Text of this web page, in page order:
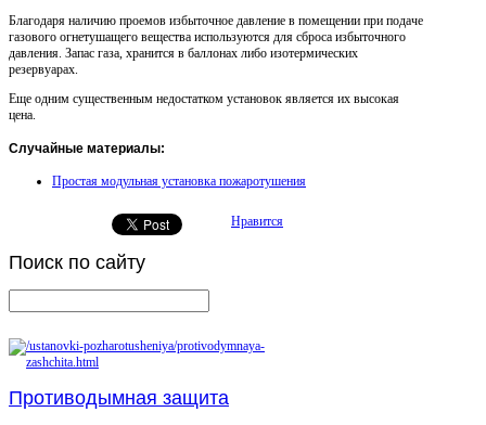
Благодаря наличию проемов избыточное давление в помещении при подаче
газового огнетушащего вещества используются для сброса избыточного
давления. Запас газа, хранится в баллонах либо изотермических
резервуарах.
Еще одним существенным недостатком установок является их высокая
цена.
Случайные материалы:
Простая модульная установка пожаротушения
Нравится
Поиск по сайту
Противодымная защита